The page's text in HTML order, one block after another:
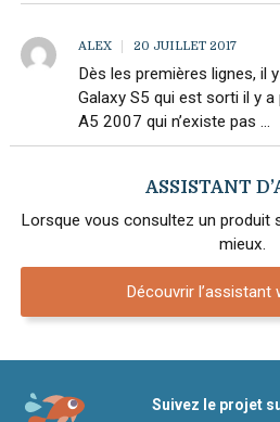
Dès les premières lignes, il
Galaxy S5 qui est sorti il y
A5 2007 qui n’existe pas …
ALEX 20 JUILLET 2017
ASSISTANT
Lorsque vous consultez un produit
mieux.
Découvrir l’assistant
Suivez le projet